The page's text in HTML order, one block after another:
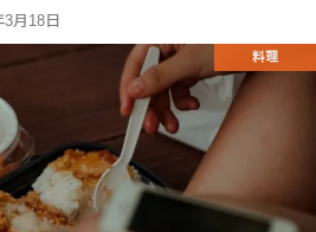
月18日
料理